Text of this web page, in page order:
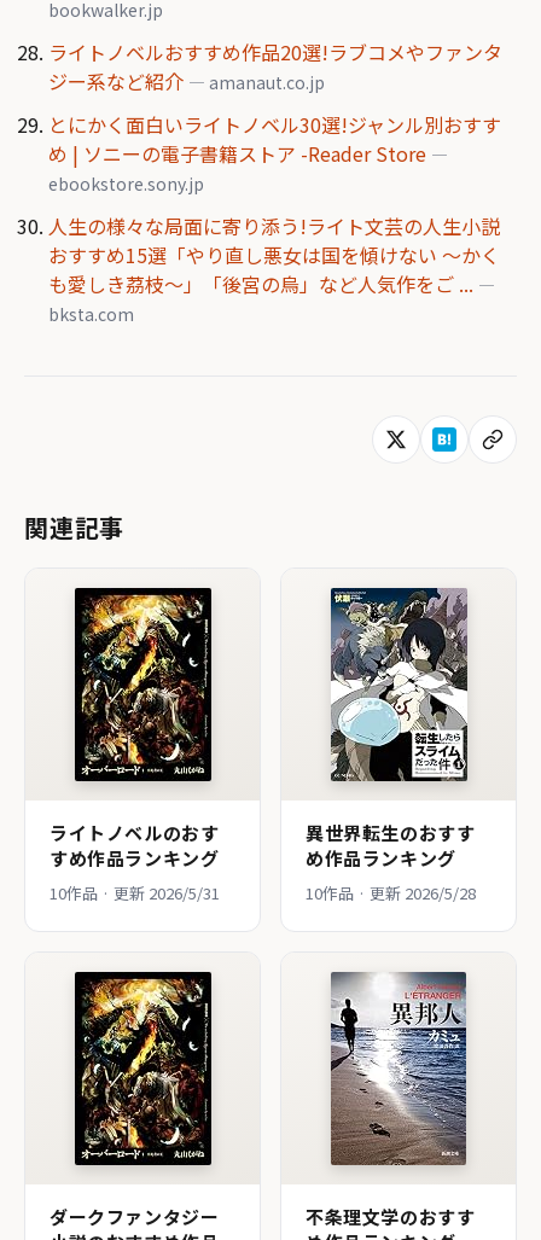
bookwalker.jp
ライトノベルおすすめ作品20選!ラブコメやファンタ
ジー系など紹介 — amanaut.co.jp
とにかく面白いライトノベル30選!ジャンル別おすす
め | ソニーの電子書籍ストア -Reader Store —
ebookstore.sony.jp
人生の様々な局面に寄り添う!ライト文芸の人生小説
おすすめ15選「やり直し悪女は国を傾けない 〜かく
も愛しき茘枝〜」「後宮の烏」など人気作をご ... —
bksta.com
関連記事
ライトノベルのおす
すめ作品ランキング
10作品 · 更新 2026/5/31
異世界転生のおすす
め作品ランキング
10作品 · 更新 2026/5/28
ダークファンタジー
不条理文学のおすす